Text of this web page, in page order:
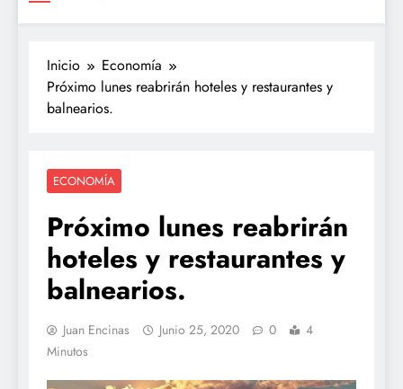
Inicio
Economía
Próximo lunes reabrirán hoteles y restaurantes y
balnearios.
ECONOMÍA
Próximo lunes reabrirán
hoteles y restaurantes y
balnearios.
Juan Encinas Junio 25, 2020 0
4
Minutos